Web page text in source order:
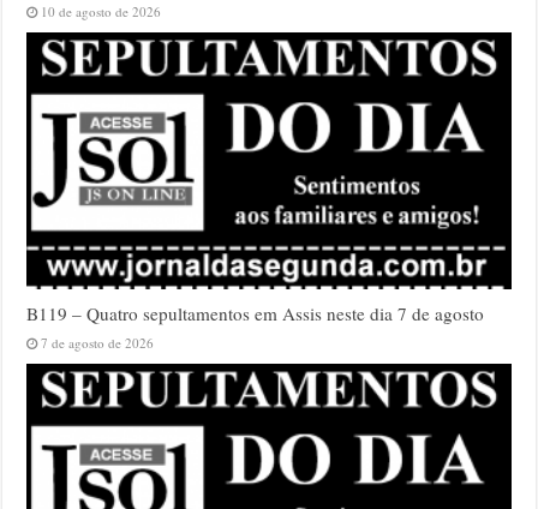
10 de agosto de 2026
B119 – Quatro sepultamentos em Assis neste dia 7 de agosto
7 de agosto de 2026